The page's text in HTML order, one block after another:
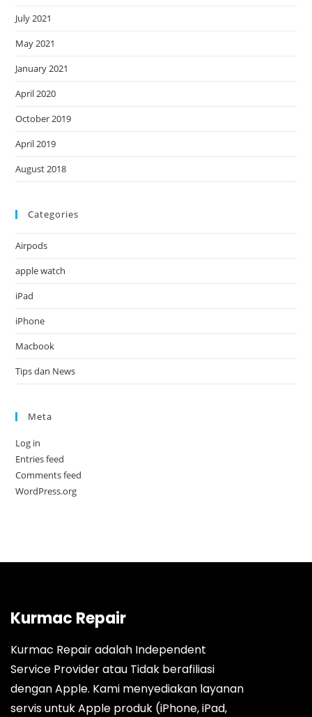
July 2021
May 2021
January 2021
April 2020
October 2019
April 2019
August 2018
Categories
Airpods
apple watch
iPad
iPhone
Macbook
Tips dan News
Meta
Log in
Entries feed
Comments feed
WordPress.org
Kurmac Repair
Kurmac Repair adalah Independent
Service Provider atau Tidak berafiliasi
dengan Apple. Kami menyediakan layanan
servis untuk Apple produk (iPhone, iPad,